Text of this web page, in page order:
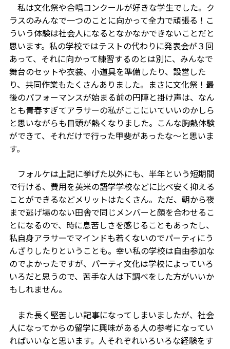
私は文化祭や合唱コンクールが好きな学生でした。ク
ラスのみんなで一つのことに向かって全力で頑張る！こ
ういう体験は社会人になるとなかなかできないことだと
思います。私の学校ではテストの代わりに発表会が３回
あって、それに向かって練習するのとは別に、みんなで
舞台のセットや衣装、小道具を準備したり、設営した
り、共同作業もたくさんありました。まさに文化祭！最
後のパフォーマンスが始まる前の円陣と掛け声は、なん
とも青春すぎてアラサーの私がここにいていいのかしら
と思いながらも目頭が熱くなりました。こんな胸熱体験
ができて、それだけで行った甲斐があったな〜と思いま
す。
フォルケは上記に挙げた以外にも、半年という短期間
で行ける、費用を英米の語学学校などに比べ安く抑える
ことができるなどメリットはたくさん。ただ、朝から夜
まで逃げ場のない田舎で同じメンバーと顔を合わせるこ
とになるので、時に息苦しさを感じることもあったし、
私自身アラサーでマインドも若くないのでパーティにう
んざりしたりということも。幸い私の学校は自由参加な
のでよかったですが、パーティ文化は学校によっていろ
いろだと思うので、苦手な人は下調べをした方がいいか
もしれません。
また長く堅苦しい記事になってしまいましたが、社会
人になってからの留学に興味がある人の参考になってい
ればいいなと思います。人それぞれいろいろな経験をす